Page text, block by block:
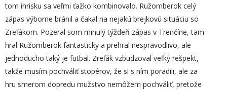
tom ihrisku sa veľmi ťažko kombinovalo. Ružomberok celý
zápas výborne bránil a čakal na nejakú brejkovú situáciu so
Zreľákom. Pozeral som minulý týždeň zápas v Trenčíne, tam
hral Ružomberok fantasticky a prehral nespravodlivo, ale
jednoducho taký je futbal. Zreľák vzbudzoval veľký rešpekt,
takže musím pochváliť stopérov, že si s ním poradili, ale za
hru smerom dopredu mužstvo nemôžem pochváliť, pretože